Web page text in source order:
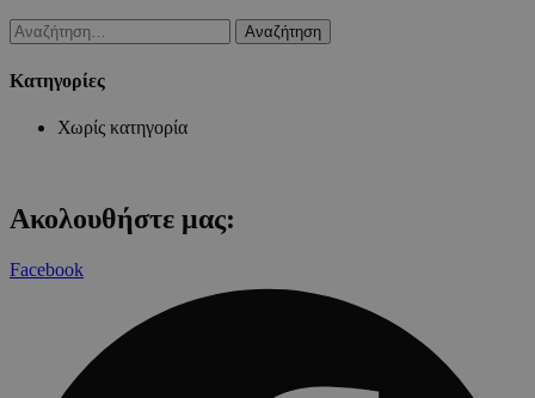
Αναζήτηση
για:
Kατηγορίες
Χωρίς κατηγορία
Ακολουθήστε μας:
Facebook